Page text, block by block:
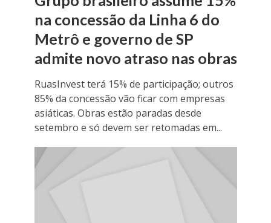
na concessão da Linha 6 do
Metrô e governo de SP
admite novo atraso nas obras
RuasInvest terá 15% de participação; outros
85% da concessão vão ficar com empresas
asiáticas. Obras estão paradas desde
setembro e só devem ser retomadas em...